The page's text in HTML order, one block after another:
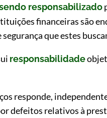
responsabilizado
financeiras são
segurança que estes
responsabilidade
responde,
defeitos relativos à